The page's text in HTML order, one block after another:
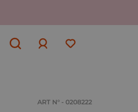
ART N° - 0208222